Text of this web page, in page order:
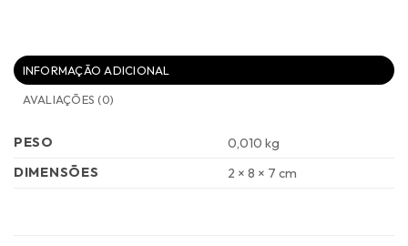
INFORMAÇÃO ADICIONAL
AVALIAÇÕES (0)
PESO
0,010 kg
DIMENSÕES
2 × 8 × 7 cm